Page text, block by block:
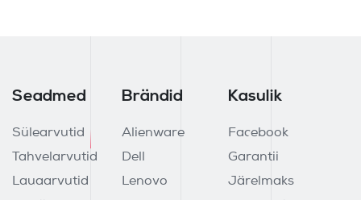
Seadmed
Sülearvutid
Tahvelarvutid
Lauaarvutid
Brändid
Alienware
Dell
Lenovo
Kasulik
Facebook
Garantii
Järelmaks